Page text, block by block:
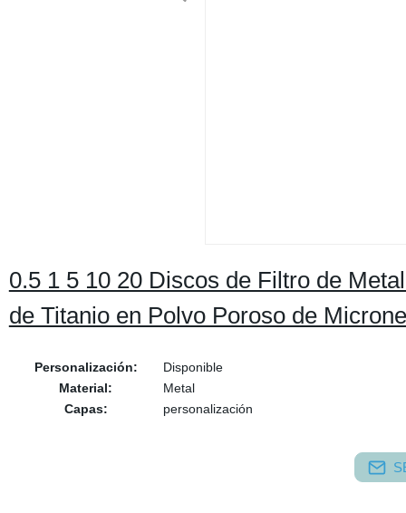
0.5 1 5 10 20 Discos de Filtro de
de Titanio en Polvo Poroso de
Personalización:
Disponible
Material:
Metal
Capas:
personalización